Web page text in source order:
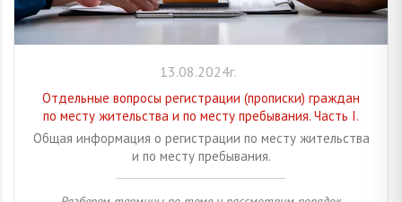
13.08.2024г.
Отдельные вопросы регистрации (прописки) граждан
по месту жительства и по месту пребывания. Часть I.
Общая информация о регистрации по месту жительства
и по месту пребывания.